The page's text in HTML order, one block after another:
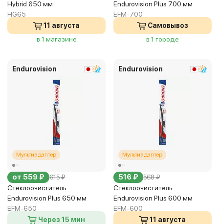
Hybrid 650 мм
HG65
11 августа
в 1 магазине
Endurovision Plus 700 мм
EFM-700
Самовывоз
в 1 городе
Endurovision
Мультиадаптер
от 559 ₽ 615 ₽
Стеклоочиститель
Endurovision Plus 650 мм
EFM-650
Через 15 мин
Endurovision
Мультиадаптер
516 ₽ 568 ₽
Стеклоочиститель
Endurovision Plus 600 мм
EFM-600
11 августа